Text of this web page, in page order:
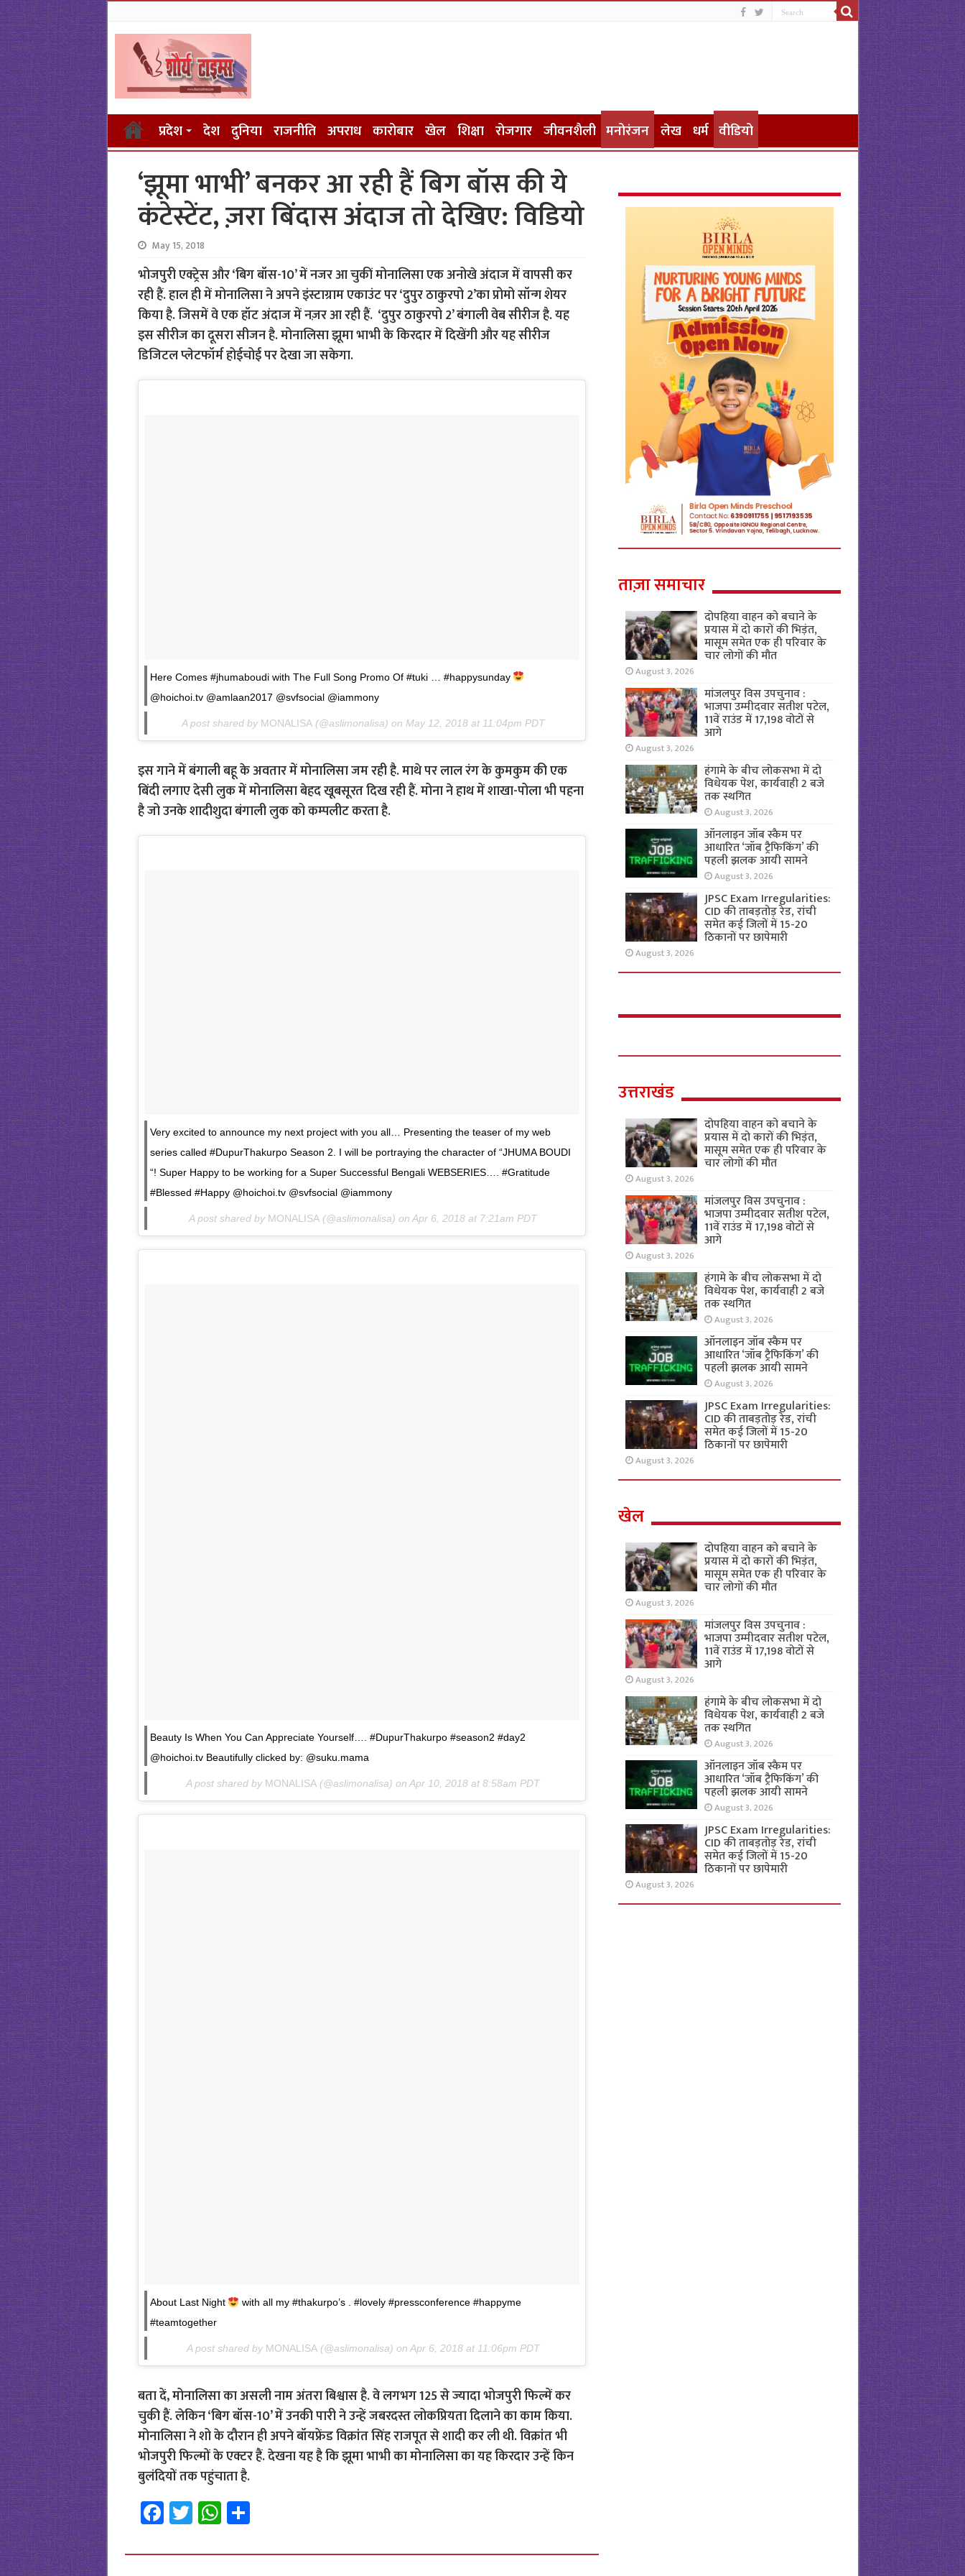
प्रदेश देश दुनिया राजनीति अपराध कारोबार खेल शिक्षा रोजगार जीवनशैली मनोरंजन लेख धर्म वीडियो
‘झूमा भाभी’ बनकर आ रही हैं बिग बॉस की ये
कंटेस्टेंट, ज़रा बिंदास अंदाज तो देखिए: विडियो
May 15, 2018
भोजपुरी एक्ट्रेस और ‘बिग बॉस-10’ में नजर आ चुकीं मोनालिसा एक अनोखे अंदाज में वापसी कर
रही हैं. हाल ही में मोनालिसा ने अपने इंस्टाग्राम एकाउंट पर ‘दुपुर ठाकुरपो 2’का प्रोमो सॉन्ग शेयर
किया है. जिसमें वे एक हॉट अंदाज में नज़र आ रही हैं. ‘दुपुर ठाकुरपो 2’ बंगाली वेब सीरीज है. यह
इस सीरीज का दूसरा सीजन है. मोनालिसा झूमा भाभी के किरदार में दिखेंगी और यह सीरीज
डिजिटल प्लेटफॉर्म होईचोई पर देखा जा सकेगा.
Here Comes #jhumaboudi with The Full Song Promo Of #tuki … #happysunday
@hoichoi.tv @amlaan2017 @svfsocial @iammony
A post shared by MONALISA(@aslimonalisa) on May 12, 2018 at 11:04pm PDT
इस गाने में बंगाली बहू के अवतार में मोनालिसा जम रही है. माथे पर लाल रंग के कुमकुम की एक
बिंदी लगाए देसी लुक में मोनालिसा बेहद खूबसूरत दिख रही हैं. मोना ने हाथ में शाखा-पोला भी पहना
है जो उनके शादीशुदा बंगाली लुक को कम्पलीट करता है.
Very excited to announce my next project with you all… Presenting the teaser of my web
series called #DupurThakurpo Season 2. I will be portraying the character of “JHUMA BOUDI
“! Super Happy to be working for a Super Successful Bengali WEBSERIES…. #Gratitude
#Blessed #Happy @hoichoi.tv @svfsocial @iammony
A post shared by MONALISA (@aslimonalisa) on Apr 6, 2018 at 7:21am PDT
Beauty Is When You Can Appreciate Yourself…. #DupurThakurpo #season2 #day2
@hoichoi.tv Beautifully clicked by: @suku.mama
A post shared by MONALISA (@aslimonalisa) on Apr 10, 2018 at 8:58am PDT
About Last Night
with all my #thakurpo’s . #lovely #pressconference #happyme
#teamtogether
A post shared by MONALISA(@aslimonalisa) on Apr 6, 2018 at 11:06pm PDT
बता दें, मोनालिसा का असली नाम अंतरा बिश्वास है. वे लगभग 125 से ज्यादा भोजपुरी फिल्में कर
चुकी हैं. लेकिन ‘बिग बॉस-10’ में उनकी पारी ने उन्हें जबरदस्त लोकप्रियता दिलाने का काम किया.
मोनालिसा ने शो के दौरान ही अपने बॉयफ्रेंड विक्रांत सिंह राजपूत से शादी कर ली थी. विक्रांत भी
भोजपुरी फिल्मों के एक्टर हैं. देखना यह है कि झूमा भाभी का मोनालिसा का यह किरदार उन्हें किन
बुलंदियों तक पहुंचाता है.
Fa
ce
b
T
wi
tt
W
h
at
S
h
ar
ताज़ा समाचार
दोपहिया वाहन को बचाने के
प्रयास में दो कारों की भिड़ंत,
मासूम समेत एक ही परिवार के
चार लोगों की मौत
August 3, 2026
मांजलपुर विस उपचुनाव :
भाजपा उम्मीदवार सतीश पटेल,
11वें राउंड में 17,198 वोटों से
आगे
August 3, 2026
हंगामे के बीच लोकसभा में दो
विधेयक पेश, कार्यवाही 2 बजे
तक स्थगित
August 3, 2026
ऑनलाइन जॉब स्कैम पर
आधारित ‘जॉब ट्रैफिकिंग’ की
पहली झलक आयी सामने
August 3, 2026
JPSC Exam Irregularities:
CID की ताबड़तोड़ रेड, रांची
समेत कई जिलों में 15-20
ठिकानों पर छापेमारी
August 3, 2026
उत्तराखंड
दोपहिया वाहन को बचाने के
प्रयास में दो कारों की भिड़ंत,
मासूम समेत एक ही परिवार के
चार लोगों की मौत
August 3, 2026
मांजलपुर विस उपचुनाव :
भाजपा उम्मीदवार सतीश पटेल,
11वें राउंड में 17,198 वोटों से
आगे
August 3, 2026
हंगामे के बीच लोकसभा में दो
विधेयक पेश, कार्यवाही 2 बजे
तक स्थगित
August 3, 2026
ऑनलाइन जॉब स्कैम पर
आधारित ‘जॉब ट्रैफिकिंग’ की
पहली झलक आयी सामने
August 3, 2026
JPSC Exam Irregularities:
CID की ताबड़तोड़ रेड, रांची
समेत कई जिलों में 15-20
ठिकानों पर छापेमारी
August 3, 2026
खेल
दोपहिया वाहन को बचाने के
प्रयास में दो कारों की भिड़ंत,
मासूम समेत एक ही परिवार के
चार लोगों की मौत
August 3, 2026
मांजलपुर विस उपचुनाव :
भाजपा उम्मीदवार सतीश पटेल,
11वें राउंड में 17,198 वोटों से
आगे
August 3, 2026
हंगामे के बीच लोकसभा में दो
विधेयक पेश, कार्यवाही 2 बजे
तक स्थगित
August 3, 2026
ऑनलाइन जॉब स्कैम पर
आधारित ‘जॉब ट्रैफिकिंग’ की
पहली झलक आयी सामने
August 3, 2026
JPSC Exam Irregularities:
CID की ताबड़तोड़ रेड, रांची
समेत कई जिलों में 15-20
ठिकानों पर छापेमारी
August 3, 2026